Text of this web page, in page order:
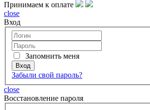
Принимаем к оплате
close
Вход
Запомнить меня
Забыли свой пароль?
close
Восcтановление пароля